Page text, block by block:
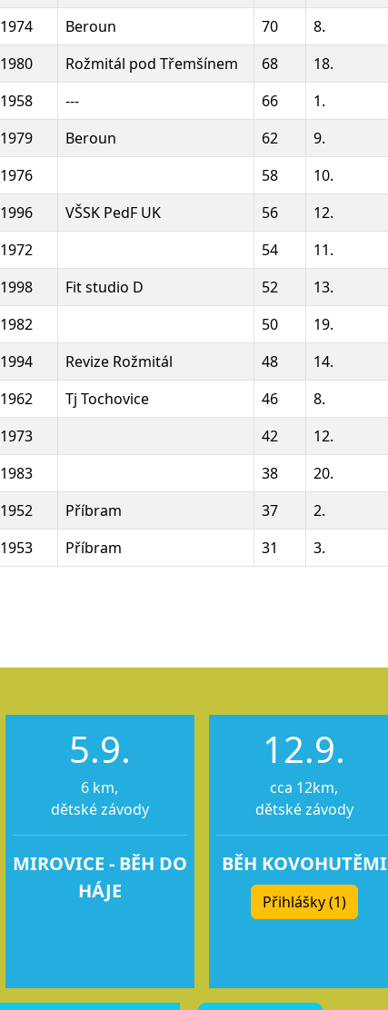
1974 Beroun 70 8.
1980 Rožmitál pod Třemšínem 68 18.
1958 --- 66 1.
1979 Beroun 62 9.
1976 58 10.
1996 VŠSK PedF UK 56 12.
1972 54 11.
1998 Fit studio D 52 13.
1982 50 19.
1994 Revize Rožmitál 48 14.
1962 Tj Tochovice 46 8.
1973 42 12.
1983 38 20.
1952 Příbram 37 2.
1953 Příbram 31 3.
5.9.
6 km,
dětské závody
MIROVICE - BĚH DO
HÁJE
12.9.
cca 12km,
dětské závody
BĚH KOVOHUTĚMI
Přihlášky (1)